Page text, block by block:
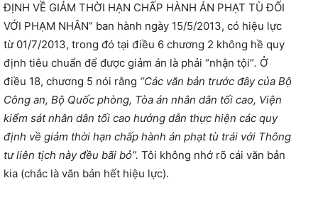
ĐỊNH VỀ GIẢM THỜI HẠN CHẤP HÀNH ÁN PHẠT TÙ ĐỐI
VỚI PHẠM NHÂN” ban hành ngày 15/5/2013, có hiệu lực
từ 01/7/2013, trong đó tại điều 6 chương 2 không hề quy
định tiêu chuẩn để được giảm án là phải “nhận tội”. Ở
điều 18, chương 5 nói rằng “Các văn bản trước đây của Bộ
Công an, Bộ Quốc phòng, Tòa án nhân dân tối cao, Viện
kiểm sát nhân dân tối cao hướng dẫn thực hiện các quy
định về giảm thời hạn chấp hành án phạt tù trái với Thông
tư liên tịch này đều bãi bỏ”. Tôi không nhớ rõ cái văn bản
kia (chắc là văn bản hết hiệu lực).